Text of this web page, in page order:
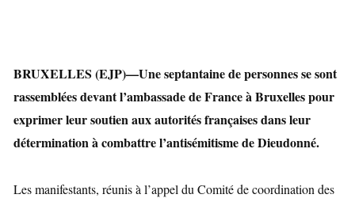
BRUXELLES (EJP)—Une septantaine de personnes se sont
rassemblées devant l’ambassade de France à Bruxelles pour
exprimer leur soutien aux autorités françaises dans leur
détermination à combattre l’antisémitisme de Dieudonné.
Les manifestants, réunis à l’appel du Comité de coordination des